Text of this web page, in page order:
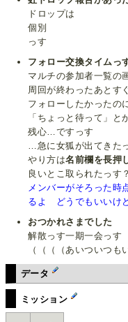
ドロップは
個別
っす
フォロー交換タイムっ
マルチの参加者一覧の
周回が終わったあとす
フォローしたかったの
「ちょっと待って」と
残心…ですっす
…急に女狐が出てきた
やり方は名前欄を長押
良いとこ取られたっす
メンバーがそろった時
るよ どうでもいいけ
おつかれさまでした
解散っす一期一会っす
（（（（あいついつも
データ
ミッション